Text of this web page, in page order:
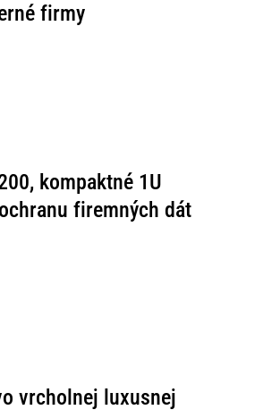
firmy
kompaktné 1U
firemných dát
vrcholnej luxusnej